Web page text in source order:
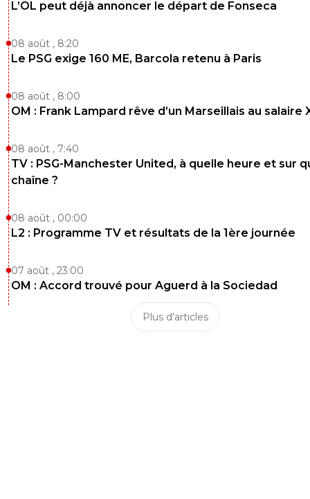
L’OL peut déjà annoncer le départ de Fonseca
08 août , 8:20
Le PSG exige 160 ME, Barcola retenu à Paris
08 août , 8:00
OM : Frank Lampard rêve d’un Marseillais au salaire
08 août , 7:40
TV : PSG-Manchester United, à quelle heure et sur
chaîne ?
08 août , 00:00
L2 : Programme TV et résultats de la 1ère journée
07 août , 23:00
OM : Accord trouvé pour Aguerd à la Sociedad
Plus d'articles